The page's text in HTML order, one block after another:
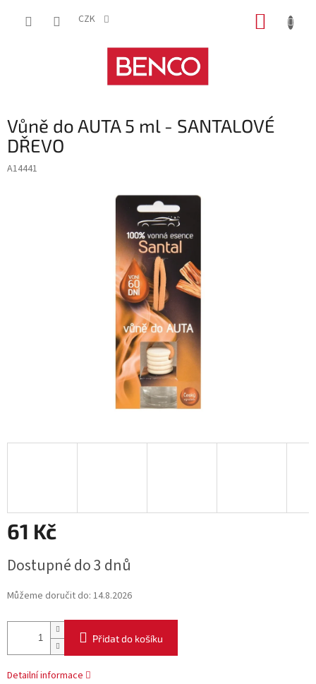
CZK
Vůně do AUTA 5 ml - SANTALOVÉ
DŘEVO
A14441
61 Kč
cena:
Dostupné do 3 dnů
Můžeme doručit do: 14.8.2026
Přidat do košíku
Detailní informace